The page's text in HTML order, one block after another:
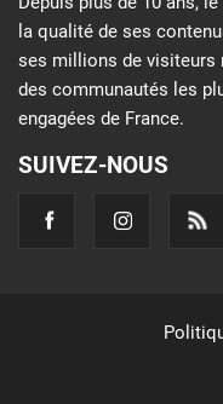
la qualité de ses
ses millions de visiteurs
des communautés les
engagées de France.
SUIVEZ-NOUS